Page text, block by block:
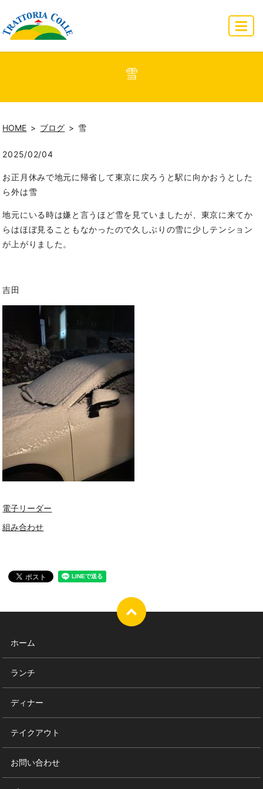
雪
HOME ブログ 雪
2025/02/04
お正月休みで地元に帰省して東京に戻ろうと駅に向かおうとした
ら外は雪
地元にいる時は嫌と言うほど雪を見ていましたが、東京に来てか
らはほぼ見ることもなかったので久しぶりの雪に少しテンション
が上がりました。
吉田
電子リーダー
組み合わせ
ホーム
ランチ
ディナー
テイクアウト
お問い合わせ